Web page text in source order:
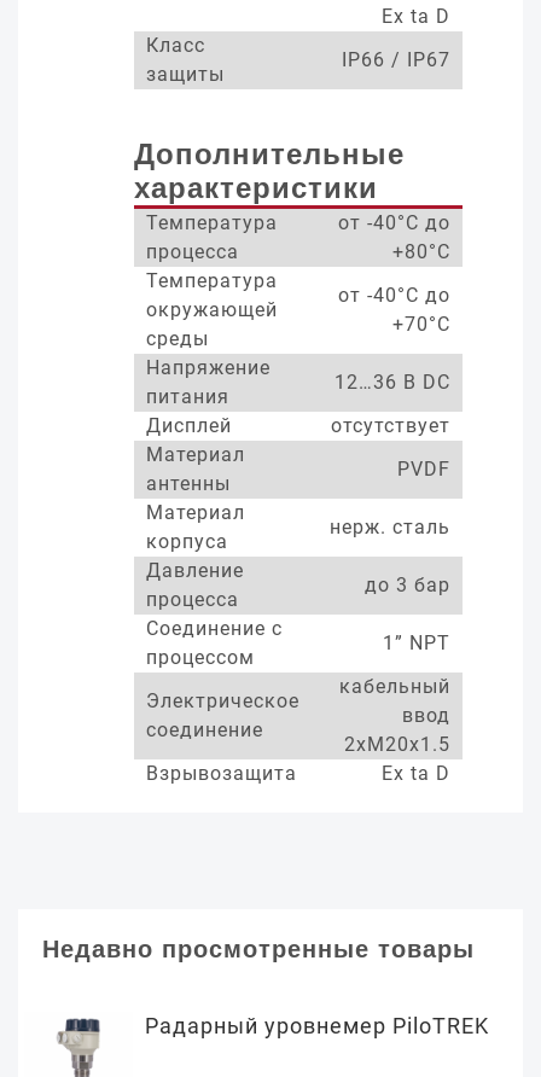
Ex ta D
Класс
защиты
IP66 / IP67
Дополнительные
характеристики
Температура
процесса
от -40°С до
+80°С
Температура
окружающей
среды
от -40°С до
+70°С
Напряжение
питания
12…36 В DC
Дисплей
отсутствует
Материал
антенны
PVDF
Материал
корпуса
нерж. сталь
Давление
процесса
до 3 бар
Соединение с
процессом
1” NPT
Электрическое
соединение
кабельный
ввод
2xM20x1.5
Взрывозащита
Ex ta D
Недавно просмотренные товары
Радарный уровнемер PiloTREK